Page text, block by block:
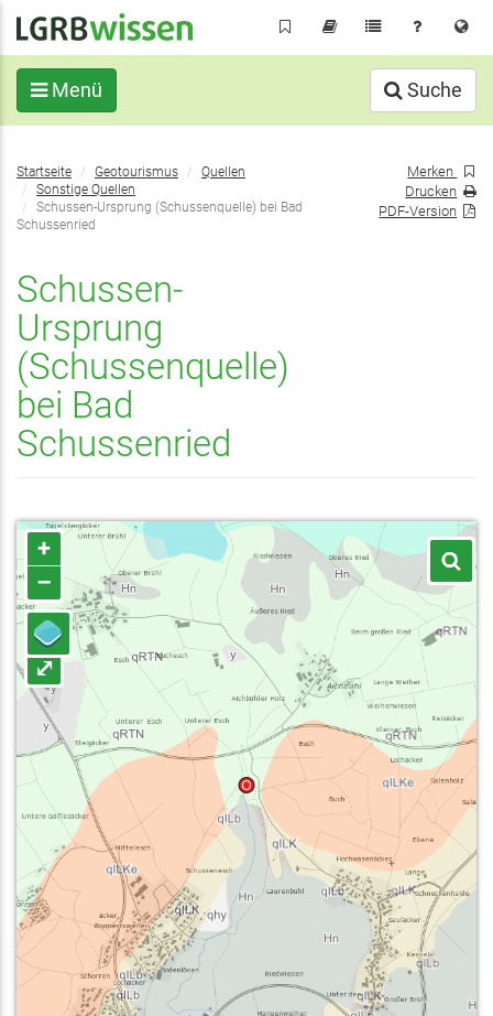
Inhalt
Menü Suche
Sie
befinden
sich
hier:
Startseite Geotourismus
Quellen
Sonstige Quellen
Schussen-Ursprung (Schussenquelle) bei Bad
Schussenried
Schussen-
Ursprung
(Schussenquelle)
bei Bad
Schussenried
Merken
Drucken
PDF-Version
+
–
⤢